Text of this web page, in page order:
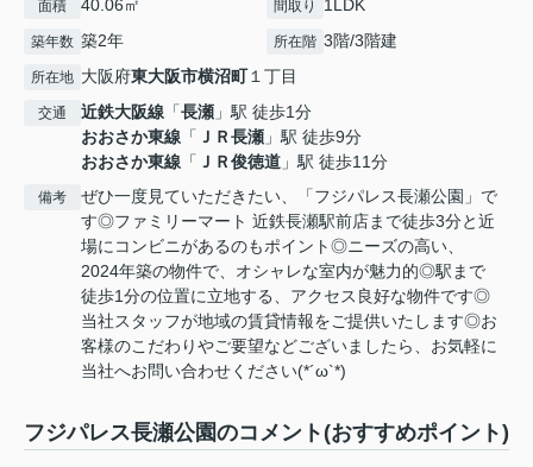
面積 40.06㎡ 間取り 1LDK
築年数 築2年 所在階 3階/3階建
所在地 大阪府東大阪市横沼町１丁目
交通 近鉄大阪線 「長瀬 」駅 徒歩1分
おおさか東線 「 ＪＲ長瀬 」駅 徒歩9分
おおさか東線 「 ＪＲ俊徳道 」駅 徒歩11分
備考
ぜひ一度見ていただきたい、「フジパレス長瀬公園」で
す◎ファミリーマート 近鉄長瀬駅前店まで徒歩3分と近
場にコンビニがあるのもポイント◎ニーズの高い、
2024年築の物件で、オシャレな室内が魅力的◎駅まで
徒歩1分の位置に立地する、アクセス良好な物件です◎
当社スタッフが地域の賃貸情報をご提供いたします◎お
客様のこだわりやご要望などございましたら、お気軽に
当社へお問い合わせください(*´ω`*)
フジパレス長瀬公園のコメント(おすすめポイント)